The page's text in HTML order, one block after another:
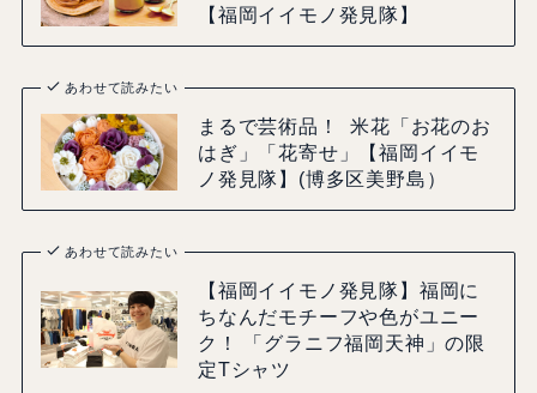
【福岡イイモノ発見隊】
あわせて読みたい
まるで芸術品！ 米花「お花のお
はぎ」「花寄せ」【福岡イイモ
ノ発見隊】(博多区美野島）
あわせて読みたい
【福岡イイモノ発見隊】福岡に
ちなんだモチーフや色がユニー
ク！ 「グラニフ福岡天神」の限
定Tシャツ